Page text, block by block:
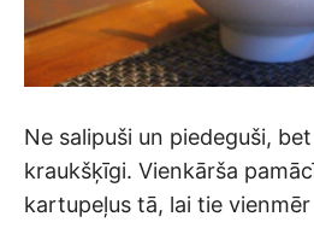
Ne salipuši un piedeguši,
kraukšķīgi. Vienkārša
kartupeļus tā, lai tie